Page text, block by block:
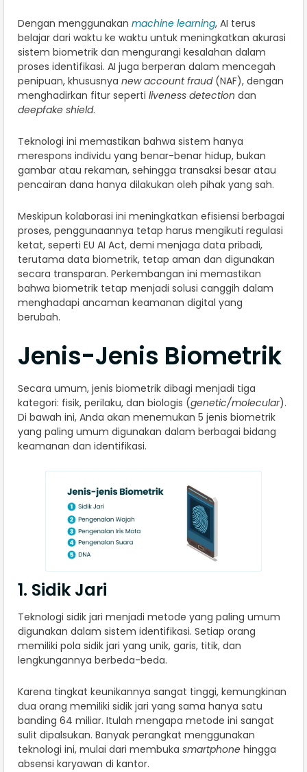
Dengan menggunakan machine learning, AI terus
belajar dari waktu ke waktu untuk meningkatkan akurasi
sistem biometrik dan mengurangi kesalahan dalam
proses identifikasi. AI juga berperan dalam mencegah
penipuan, khususnya new account fraud(NAF), dengan
menghadirkan fitur seperti liveness detection dan
deepfake shield.
Teknologi ini memastikan bahwa sistem hanya
merespons individu yang benar-benar hidup, bukan
gambar atau rekaman, sehingga transaksi besar atau
pencairan dana hanya dilakukan oleh pihak yang sah.
Meskipun kolaborasi ini meningkatkan efisiensi berbagai
proses, penggunaannya tetap harus mengikuti regulasi
ketat, seperti EU AI Act, demi menjaga data pribadi,
terutama data biometrik, tetap aman dan digunakan
secara transparan. Perkembangan ini memastikan
bahwa biometrik tetap menjadi solusi canggih dalam
menghadapi ancaman keamanan digital yang
berubah.
Jenis-Jenis Biometrik
Secara umum, jenis biometrik dibagi menjadi tiga
kategori: fisik, perilaku, dan biologis (genetic/molecular).
Di bawah ini, Anda akan menemukan 5 jenis biometrik
yang paling umum digunakan dalam berbagai bidang
keamanan dan identifikasi.
1. Sidik Jari
Teknologi sidik jari menjadi metode yang paling umum
digunakan dalam sistem identifikasi. Setiap orang
memiliki pola sidik jari yang unik, garis, titik, dan
lengkungannya berbeda-beda.
Karena tingkat keunikannya sangat tinggi, kemungkinan
dua orang memiliki sidik jari yang sama hanya satu
banding 64 miliar. Itulah mengapa metode ini sangat
sulit dipalsukan. Banyak perangkat menggunakan
teknologi ini, mulai dari membuka smartphone hingga
absensi karyawan di kantor.